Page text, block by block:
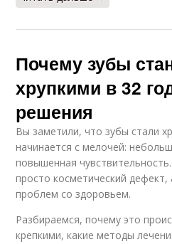
Почему зубы
хрупкими в 32
решения
Вы заметили, что зубы стали
начинается с мелочей:
повышенная
просто косметический дефект,
проблем со здоровьем.
Разбираемся, почему это
крепкими, какие методы